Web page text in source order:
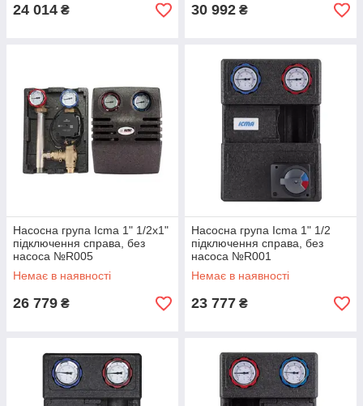
24 014 ₴ 30 992 ₴
Насосна група Icma 1" 1/2х1"
підключення справа, без
насоса №R005
Немає в наявності
26 779 ₴
Насосна група Icma 1" 1/2
підключення справа, без
насоса №R001
Немає в наявності
23 777 ₴